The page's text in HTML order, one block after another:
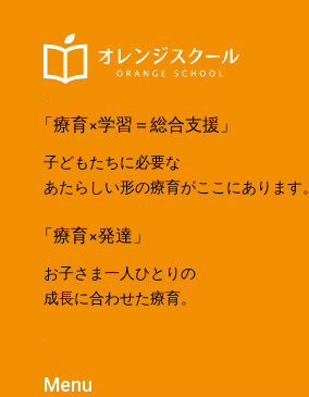
「療育×学習＝総合支援」
子どもたちに必要な
あたらしい形の療育がここにあります。
「療育×発達」
お子さま一人ひとりの
成長に合わせた療育。
Menu